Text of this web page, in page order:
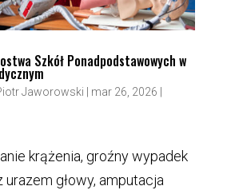
Szkół Ponadpodstawowych w
Jaworowski mar 26, 2026
krążenia, groźny wypadek
urazem głowy, amputacja